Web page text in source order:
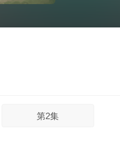
第2集